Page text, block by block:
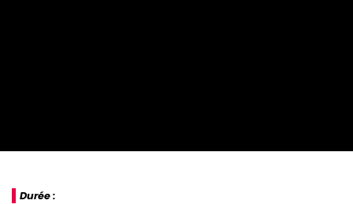
Durée :